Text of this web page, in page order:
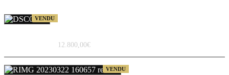
VENDU
12.800,00€
VENDU